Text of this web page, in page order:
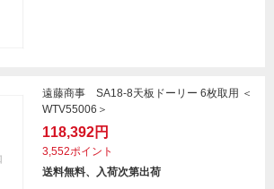
遠藤商事 SA18-8天板ドーリー 6枚取用 ＜
WTV55006＞
118,392円
3,552ポイント
送料無料、入荷次第出荷